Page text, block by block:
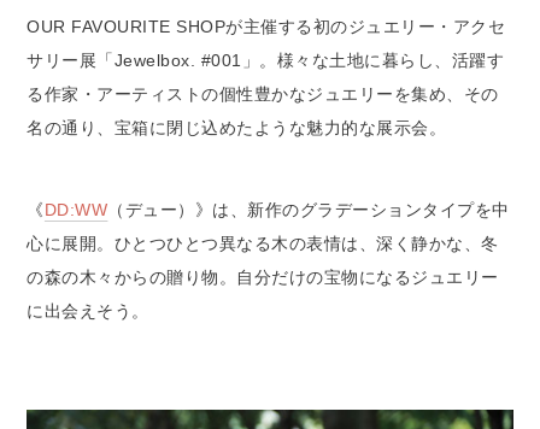
OUR FAVOURITE SHOPが主催する初のジュエリー・アクセ
サリー展「Jewelbox. #001」。様々な土地に暮らし、活躍す
る作家・アーティストの個性豊かなジュエリーを集め、その
名の通り、宝箱に閉じ込めたような魅力的な展示会。
《DD:WW （デュー）》は、新作のグラデーションタイプを中
心に展開。ひとつひとつ異なる木の表情は、深く静かな、冬
の森の木々からの贈り物。自分だけの宝物になるジュエリー
に出会えそう。